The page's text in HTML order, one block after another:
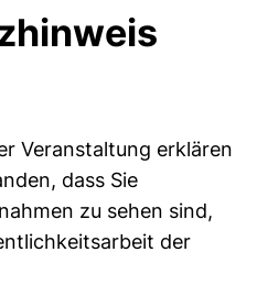
Veranstaltung erklären
dass Sie
zu sehen sind,
der